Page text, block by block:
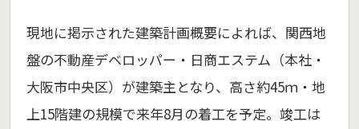
現地に掲示された建築計画概要によれば、関西地
盤の不動産デベロッパー・日商エステム（本社・
大阪市中央区）が建築主となり、高さ約45ｍ・地
上15階建の規模で来年8月の着工を予定。竣工は